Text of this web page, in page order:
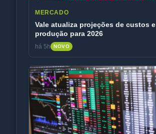
MERCADO
Vale atualiza projeções de custos e
produção para 2026
há 5h NOVO